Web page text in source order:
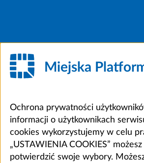
Miejska
Ochrona prywatności
informacji o użytkownikach
cookies wykorzystujemy w celu
„USTAWIENIA COOKIES”
potwierdzić swoje wybory.